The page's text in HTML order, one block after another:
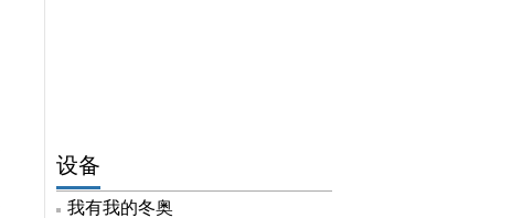
设备
我有我的冬奥